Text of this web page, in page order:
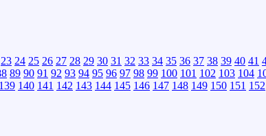
23 24 25 26 27 28 29 30 31 32 33 34 35 36 37 38 39 40 41
89 90 91 92 93 94 95 96 97 98 99 100 101 102 103 104
139 140 141 142 143 144 145 146 147 148 149 150 151 152